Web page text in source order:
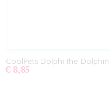
CoolPets Dolphi the Dolphin
€ 8,85